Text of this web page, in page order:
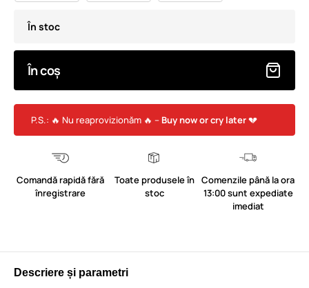
În stoc
În coș
P.S.: 🔥 Nu reaprovizionăm 🔥 – Buy now or cry later💔
Comandă rapidă fără
înregistrare
Toate produsele în
stoc
Comenzile până la ora
13:00 sunt expediate
imediat
Descriere și parametri